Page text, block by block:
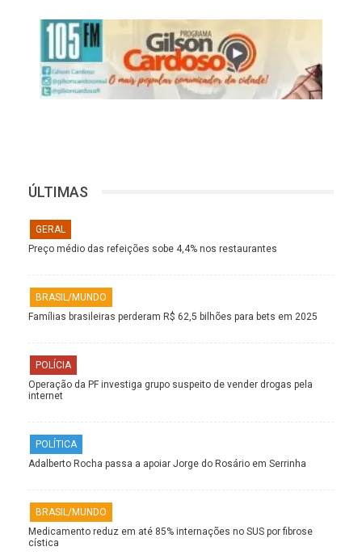
ÚLTIMAS
GERAL
Preço médio das refeições sobe 4,4% nos restaurantes
BRASIL/MUNDO
Famílias brasileiras perderam R$ 62,5 bilhões para bets em 2025
POLÍCIA
Operação da PF investiga grupo suspeito de vender drogas pela
internet
POLÍTICA
Adalberto Rocha passa a apoiar Jorge do Rosário em Serrinha
BRASIL/MUNDO
Medicamento reduz em até 85% internações no SUS por fibrose
cística